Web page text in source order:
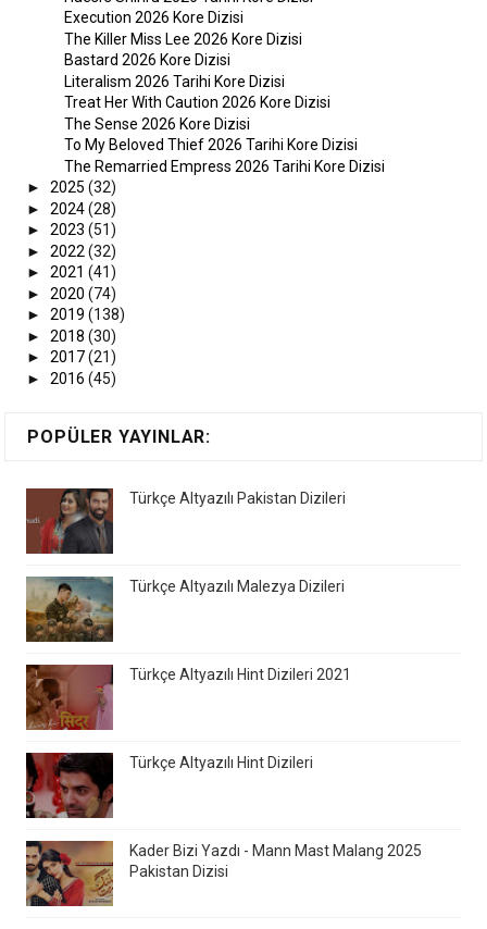
Execution 2026 Kore Dizisi
The Killer Miss Lee 2026 Kore Dizisi
Bastard 2026 Kore Dizisi
Literalism 2026 Tarihi Kore Dizisi
Treat Her With Caution 2026 Kore Dizisi
The Sense 2026 Kore Dizisi
To My Beloved Thief 2026 Tarihi Kore Dizisi
The Remarried Empress 2026 Tarihi Kore Dizisi
►2025(32)
►2024(28)
►2023(51)
►2022(32)
►2021(41)
►2020(74)
►2019(138)
►2018(30)
►2017(21)
►2016(45)
POPÜLER YAYINLAR:
Türkçe Altyazılı Pakistan Dizileri
Türkçe Altyazılı Malezya Dizileri
Türkçe Altyazılı Hint Dizileri 2021
Türkçe Altyazılı Hint Dizileri
Kader Bizi Yazdı - Mann Mast Malang 2025
Pakistan Dizisi